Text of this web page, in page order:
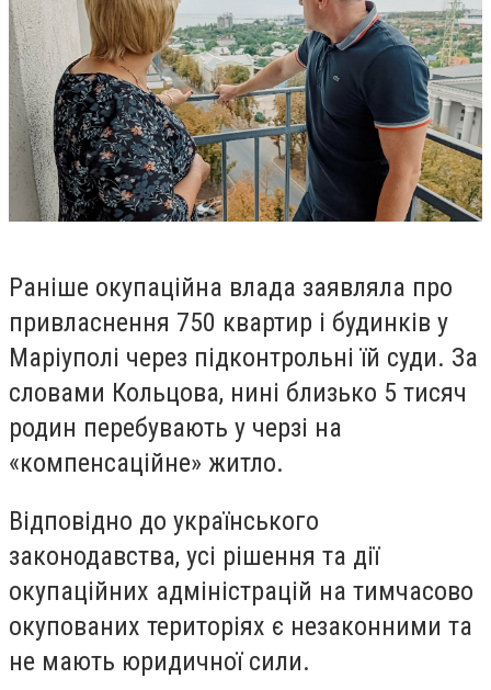
Раніше окупаційна влада заявляла про
привласнення 750 квартир і будинків у
Маріуполі через підконтрольні їй суди. За
словами Кольцова, нині близько 5 тисяч
родин перебувають у черзі на
«компенсаційне» житло.
Відповідно до українського
законодавства, усі рішення та дії
окупаційних адміністрацій на тимчасово
окупованих територіях є незаконними та
не мають юридичної сили.